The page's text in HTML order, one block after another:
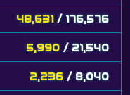
48,631 / 176,576
5,990 / 21,540
2,236 / 8,040